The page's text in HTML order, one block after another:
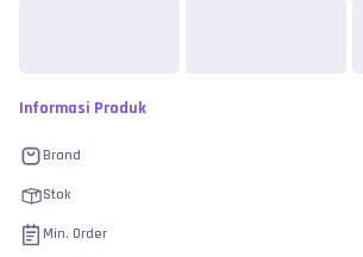
Informasi Produk
Brand
Stok
Min. Order